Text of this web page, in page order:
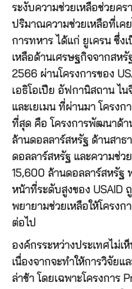
ระงับความช่วยเหลือช่วยค
ปริมาณความช่วยเหลือที่เค
การทหาร ได้แก่ ยูเครน ซึ่ง
เหลือด้านเศรษฐกิจจากสห
2566 ผ่านโครงการของ
เอธิโอเปีย อัฟกานิสถาน ไน
และเยเมน ที่ผ่านมา โครงก
ที่สุด คือ โครงการพัฒนาด้า
ล้านดอลลาร์สหรัฐ ด้านสา
ดอลลาร์สหรัฐ และความช่ว
15,600 ล้านดอลลาร์สหรัฐ
หน้าที่ระดับสูงของ USAID
พยายามช่วยเหลือให้โครง
ต่อไป
องค์กรระหว่างประเทศไม่
เนื่องจากจะทำให้การวิจัย
ล่าช้า โดยเฉพาะโครงการ